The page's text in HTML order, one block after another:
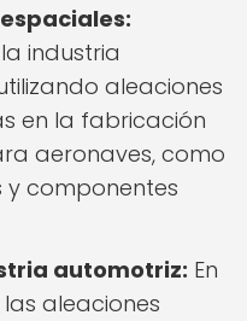
industria
aleaciones
en la fabricación
aeronaves, como
y componentes
automotriz: En
aleaciones